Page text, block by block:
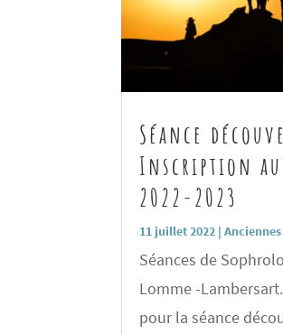
Séance
Inscription
2022-2023
11 juillet 2022 |
Séances de
Lomme -
pour la séance